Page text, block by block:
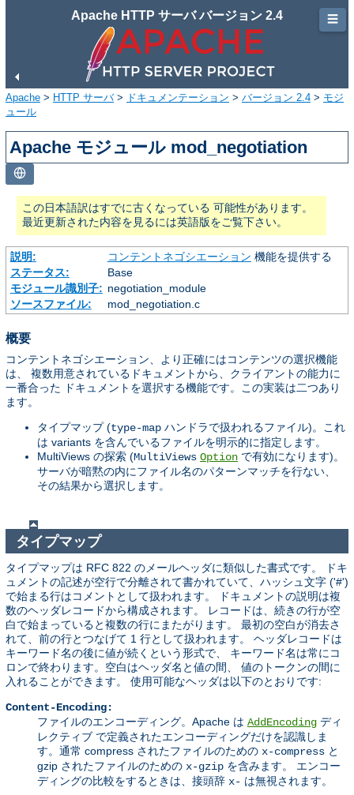
Apache HTTP サーバ バージョン 2.4
Apache > HTTP サーバ> ドキュメンテーション > バージョン 2.4 > モジ
ュール
Apache モジュール mod_negotiation
この日本語訳はすでに古くなっている 可能性があります。
最近更新された内容を見るには英語版をご覧下さい。
説明: コンテントネゴシエーション 機能を提供する
ステータス:
Base
モジュール識別子: negotiation_module
ソースファイル:
mod_negotiation.c
概要
コンテントネゴシエーション、より正確にはコンテンツの選択機能
は、 複数用意されているドキュメントから、クライアントの能力に
一番合った ドキュメントを選択する機能です。この実装は二つあり
ます。
タイプマップ (type-map ハンドラで扱われるファイル)。これ
は variants を含んでいるファイルを明示的に指定します。
MultiViews の探索 (MultiViews Option で有効になります)。
サーバが暗黙の内にファイル名のパターンマッチを行ない、
その結果から選択します。
タイプマップ
タイプマップは RFC 822 のメールヘッダに類似した書式です。 ドキ
ュメントの記述が空行で分離されて書かれていて、ハッシュ文字 ('#')
で始まる行はコメントとして扱われます。 ドキュメントの説明は複
数のヘッダレコードから構成されます。 レコードは、続きの行が空
白で始まっていると複数の行にまたがります。 最初の空白が消去さ
れて、前の行とつなげて 1 行として扱われます。 ヘッダレコードは
キーワード名の後に値が続くという形式で、 キーワード名は常にコ
ロンで終わります。空白はヘッダ名と値の間、 値のトークンの間に
入れることができます。 使用可能なヘッダは以下のとおりです:
Content-Encoding:
ファイルのエンコーディング。Apache は AddEncoding ディ
レクティブ で定義されたエンコーディングだけを認識しま
す。通常 compress されたファイルのための x-compress と
gzip されたファイルのための x-gzip を含みます。 エンコー
ディングの比較をするときは、接頭辞 x- は無視されます。
☰